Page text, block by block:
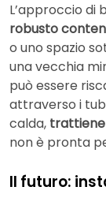
L’approccio di
robusto
o uno spazio
una vecchia
può essere
attraverso i
calda,
non è pronta
Il futuro: